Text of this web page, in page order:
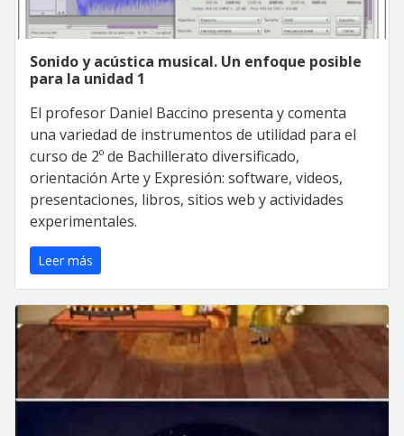
Sonido y acústica musical. Un enfoque posible
para la unidad 1
El profesor Daniel Baccino presenta y comenta
una variedad de instrumentos de utilidad para el
curso de 2º de Bachillerato diversificado,
orientación Arte y Expresión: software, videos,
presentaciones, libros, sitios web y actividades
experimentales.
Leer más